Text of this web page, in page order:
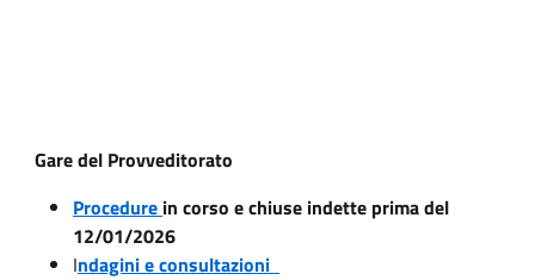
Gare del Provveditorato
Procedure in corso e chiuse indette prima del
12/01/2026
Indagini e consultazioni